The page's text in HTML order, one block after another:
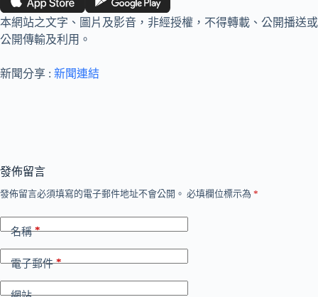
本網站之文字、圖片及影音，非經授權，不得轉載、公開播送或
公開傳輸及利用。
新聞分享 : 新聞連結
發佈留言
發佈留言必須填寫的電子郵件地址不會公開。 必填欄位標示為 *
名稱*
電子郵件*